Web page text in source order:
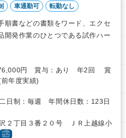
車通勤可 転勤なし
順書などの書類をワード、エクセ
開発作業のひとつである試作ハー
円 賞与：あり 年2回 賞
年度実績)
日制：毎週 年間休日数：123日
２丁目３番２０号 ＪＲ上越線小